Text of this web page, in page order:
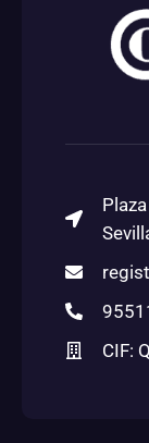
CIF: